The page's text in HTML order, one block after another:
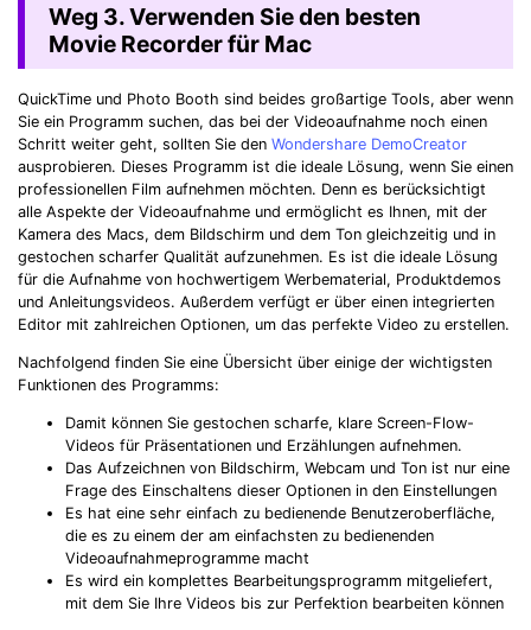
Weg 3. Verwenden Sie den besten
Movie Recorder für Mac
QuickTime und Photo Booth sind beides großartige Tools, aber wenn
Sie ein Programm suchen, das bei der Videoaufnahme noch einen
Schritt weiter geht, sollten Sie den Wondershare DemoCreator
ausprobieren. Dieses Programm ist die ideale Lösung, wenn Sie einen
professionellen Film aufnehmen möchten. Denn es berücksichtigt
alle Aspekte der Videoaufnahme und ermöglicht es Ihnen, mit der
Kamera des Macs, dem Bildschirm und dem Ton gleichzeitig und in
gestochen scharfer Qualität aufzunehmen. Es ist die ideale Lösung
für die Aufnahme von hochwertigem Werbematerial, Produktdemos
und Anleitungsvideos. Außerdem verfügt er über einen integrierten
Editor mit zahlreichen Optionen, um das perfekte Video zu erstellen.
Nachfolgend finden Sie eine Übersicht über einige der wichtigsten
Funktionen des Programms:
Damit können Sie gestochen scharfe, klare Screen-Flow-
Videos für Präsentationen und Erzählungen aufnehmen.
Das Aufzeichnen von Bildschirm, Webcam und Ton ist nur eine
Frage des Einschaltens dieser Optionen in den Einstellungen
Es hat eine sehr einfach zu bedienende Benutzeroberfläche,
die es zu einem der am einfachsten zu bedienenden
Videoaufnahmeprogramme macht
Es wird ein komplettes Bearbeitungsprogramm mitgeliefert,
mit dem Sie Ihre Videos bis zur Perfektion bearbeiten können